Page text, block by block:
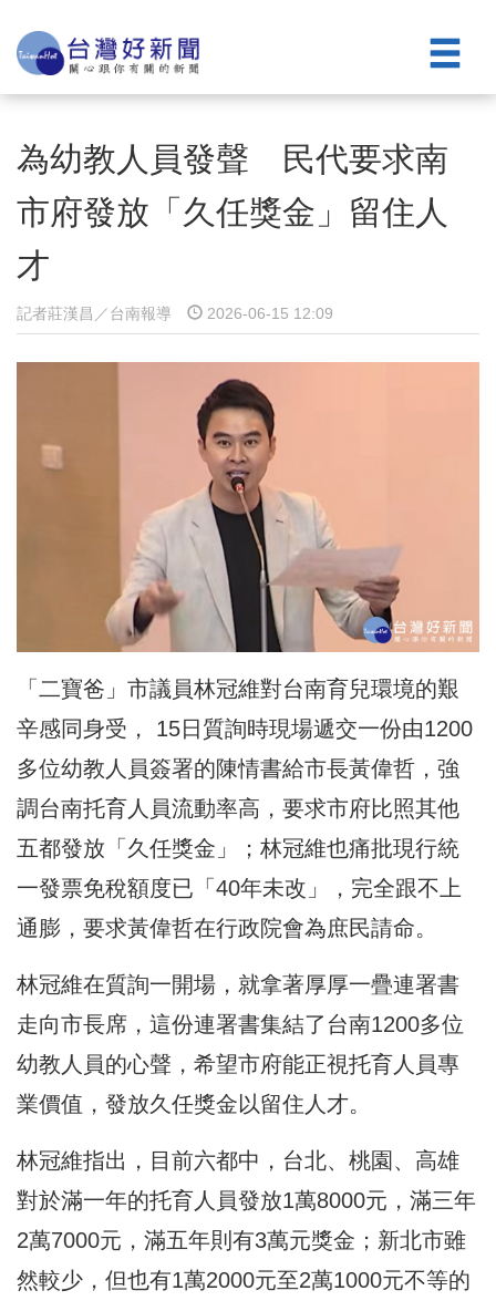
為幼教人員發聲 民代要求南
市府發放「久任獎金」留住人
才
記者莊漢昌／台南報導 2026-06-15 12:09
「二寶爸」市議員林冠維對台南育兒環境的艱
辛感同身受， 15日質詢時現場遞交一份由1200
多位幼教人員簽署的陳情書給市長黃偉哲，強
調台南托育人員流動率高，要求市府比照其他
五都發放「久任獎金」；林冠維也痛批現行統
一發票免稅額度已「40年未改」，完全跟不上
通膨，要求黃偉哲在行政院會為庶民請命。
林冠維在質詢一開場，就拿著厚厚一疊連署書
走向市長席，這份連署書集結了台南1200多位
幼教人員的心聲，希望市府能正視托育人員專
業價值，發放久任獎金以留住人才。
林冠維指出，目前六都中，台北、桃園、高雄
對於滿一年的托育人員發放1萬8000元，滿三年
2萬7000元，滿五年則有3萬元獎金；新北市雖
然較少，但也有1萬2000元至2萬1000元不等的